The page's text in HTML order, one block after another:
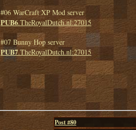
#06 WarCraft XP Mod server
PUB6.TheRoyalDutch.nl:27015
#07 Bunny Hop server
PUB7.TheRoyalDutch.nl:27015
Post #80